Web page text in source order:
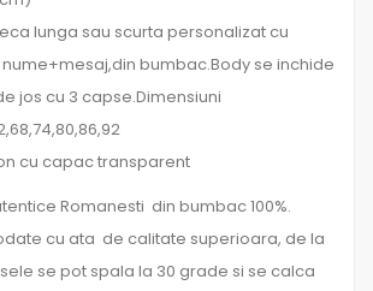
lunga sau scurta personalizat cu
bumbac.Body se inchide
jos cu 3 capse.Dimensiuni
cu capac transparent
Romanesti din bumbac 100%.
cu ata de calitate superioara, de la
se pot spala la 30 grade si se calca